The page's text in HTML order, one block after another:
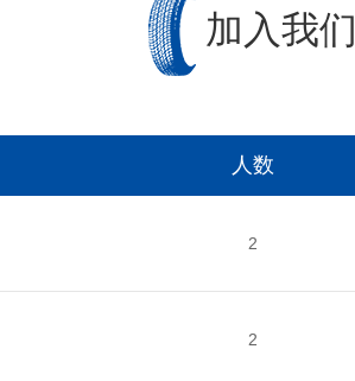
加入我们
人数
2
2